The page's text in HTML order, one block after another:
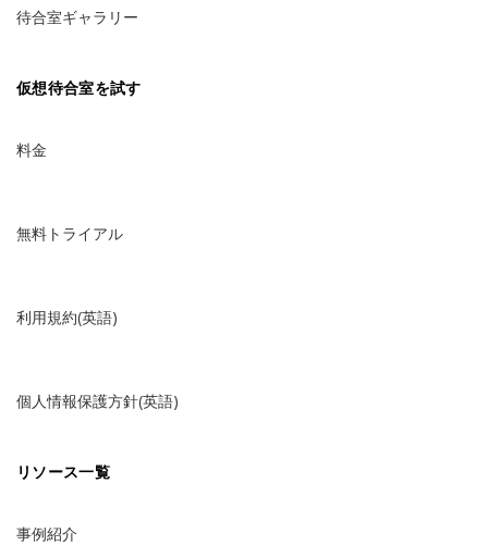
待合室ギャラリー
仮想待合室を試す
料金
無料トライアル
利用規約(英語)
個人情報保護方針(英語)
リソース一覧
事例紹介